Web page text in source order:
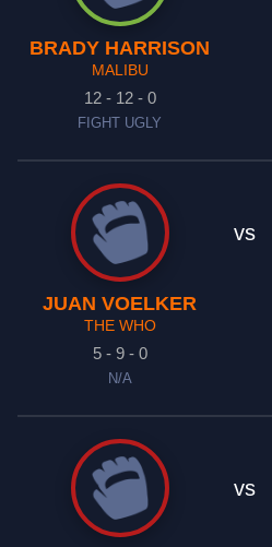
BRADY HARRISON
MALIBU
12 - 12 - 0
FIGHT UGLY
JUAN VOELKER
THE WHO
5 - 9 - 0
N/A
vs
vs